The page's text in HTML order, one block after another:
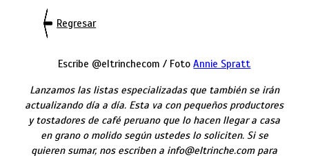
Regresar
Escribe @eltrinchecom / FotoAnnie Spratt
Lanzamos las listas especializadas que también se irán
actualizando día a día. Esta va con pequeños productores
y tostadores de café peruano que lo hacen llegar a casa
en grano o molido según ustedes lo soliciten. Si se
quieren sumar, nos escriben a info@eltrinche.com para